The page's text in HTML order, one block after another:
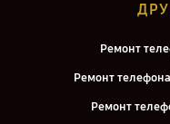
Ремонт
Ремонт
Ремонт